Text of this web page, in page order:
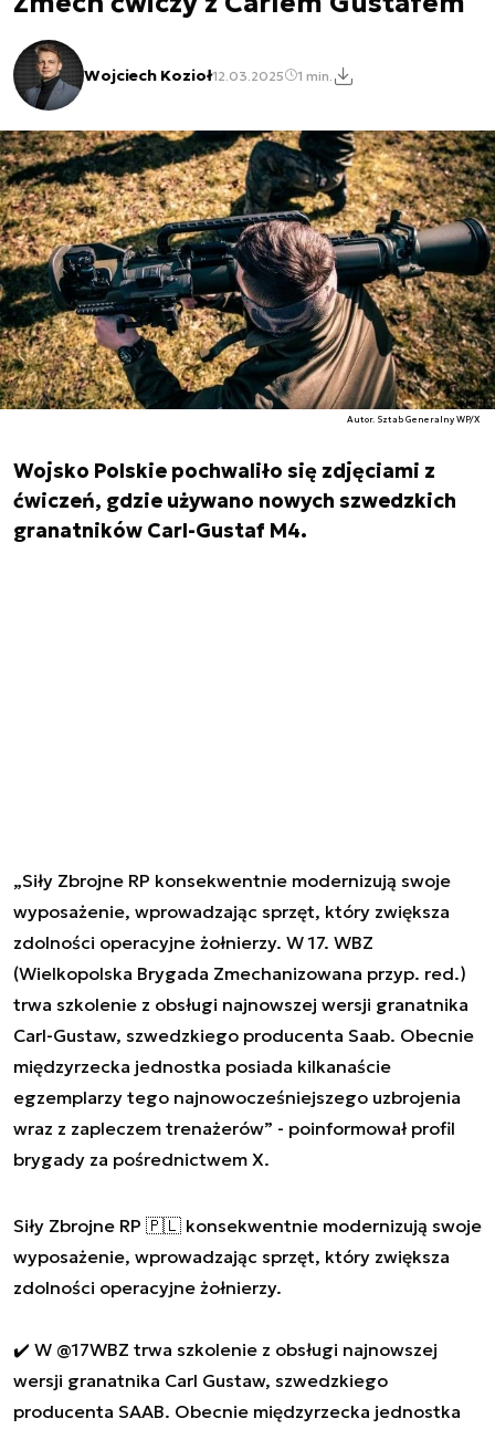
Wojciech Kozioł12.03.2025 1 min.
Autor. Sztab Generalny WP/X
Wojsko Polskie pochwaliło się zdjęciami z
ćwiczeń, gdzie używano nowych szwedzkich
granatników Carl-Gustaf M4.
„Siły Zbrojne RP konsekwentnie modernizują swoje
wyposażenie, wprowadzając sprzęt, który zwiększa
zdolności operacyjne żołnierzy. W 17. WBZ
(Wielkopolska Brygada Zmechanizowana przyp. red.)
trwa szkolenie z obsługi najnowszej wersji granatnika
Carl-Gustaw, szwedzkiego producenta Saab. Obecnie
międzyrzecka jednostka posiada kilkanaście
egzemplarzy tego najnowocześniejszego uzbrojenia
wraz z zapleczem trenażerów” - poinformował profil
brygady za pośrednictwem X.
Siły Zbrojne RP 🇵🇱 konsekwentnie modernizują swoje
wyposażenie, wprowadzając sprzęt, który zwiększa
zdolności operacyjne żołnierzy.
✔️ W @17WBZ trwa szkolenie z obsługi najnowszej
wersji granatnika Carl Gustaw, szwedzkiego
producenta SAAB. Obecnie międzyrzecka jednostka